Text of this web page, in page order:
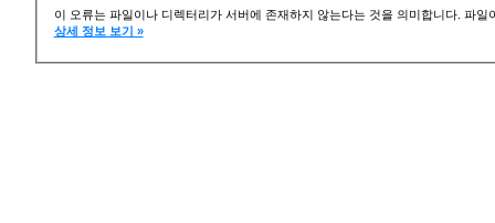
이 오류는 파일이나 디렉터리가 서버에 존재하지 않는다는 것을 의미합니다. 파
상세 정보 보기 »